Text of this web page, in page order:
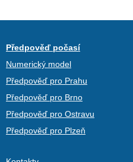
Předpověď počasí
Numerický model
Předpověď pro Prahu
Předpověď pro Brno
Předpověď pro Ostravu
Předpověď pro Plzeň